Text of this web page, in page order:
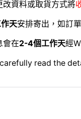
改資料或取貨方式將
天安排寄出，如訂
會在2-4個工作天經
read the